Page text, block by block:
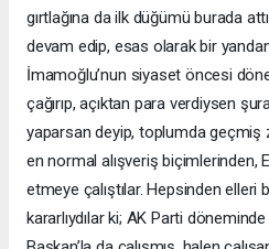
gırtlağına da ilk düğümü burada
devam edip, esas olarak bir
İmamoğlu’nun siyaset öncesi
çağırıp, açıktan para verdiysen
yaparsan deyip, toplumda geçmiş
en normal alışveriş biçimlerinden,
etmeye çalıştılar. Hepsinden
kararlıydılar ki; AK Parti